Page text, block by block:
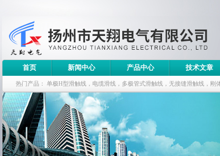
首页 新闻中心 产品中心 技术文章
热门产品： 单极H型滑触线，电缆滑线，多极管式滑触线，无接缝滑触线，刚
钢电缆滑车